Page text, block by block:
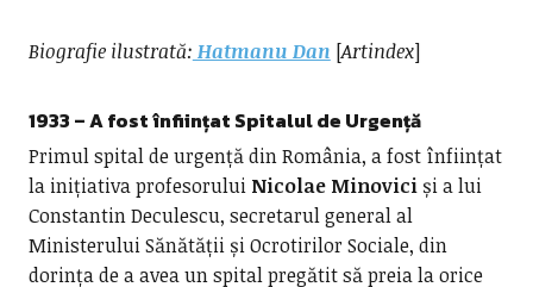
Biografie ilustrată: Hatmanu Dan [Artindex]
1933 – A fost înființat Spitalul de Urgență
Primul spital de urgență din România, a fost înființat
la inițiativa profesorului Nicolae Minoviciși a lui
Constantin Deculescu, secretarul general al
Ministerului Sănătății și Ocrotirilor Sociale, din
dorința de a avea un spital pregătit să preia la orice